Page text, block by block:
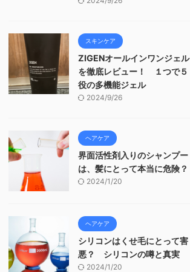
スキンケア
ZIGENオールインワンジェル
を徹底レビュー！ １つで５
役の多機能ジェル
2024/9/26
ヘアケア
界面活性剤入りのシャンプー
は、髪にとって本当に危険？
2024/1/20
ヘアケア
シリコンはくせ毛にとって害
悪？ シリコンの噂と真実
2024/1/20